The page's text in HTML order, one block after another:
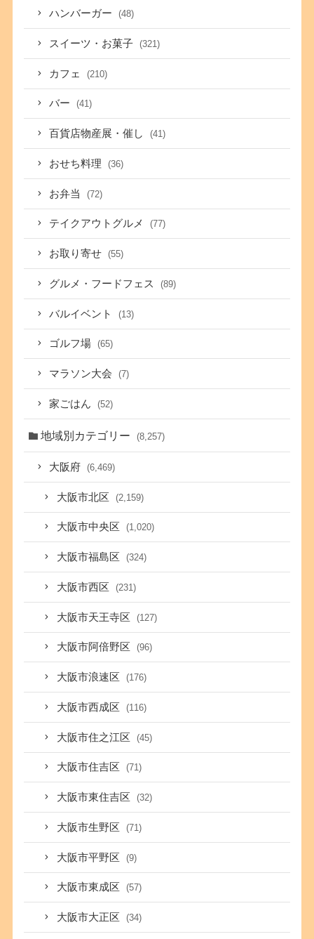
ハンバーガー (48)
スイーツ・お菓子 (321)
カフェ (210)
バー (41)
百貨店物産展・催し (41)
おせち料理 (36)
お弁当 (72)
テイクアウトグルメ (77)
お取り寄せ (55)
グルメ・フードフェス (89)
バルイベント (13)
ゴルフ場 (65)
マラソン大会 (7)
家ごはん (52)
地域別カテゴリー (8,257)
大阪府 (6,469)
大阪市北区 (2,159)
大阪市中央区 (1,020)
大阪市福島区 (324)
大阪市西区 (231)
大阪市天王寺区 (127)
大阪市阿倍野区 (96)
大阪市浪速区 (176)
大阪市西成区 (116)
大阪市住之江区 (45)
大阪市住吉区 (71)
大阪市東住吉区 (32)
大阪市生野区 (71)
大阪市平野区 (9)
大阪市東成区 (57)
大阪市大正区 (34)